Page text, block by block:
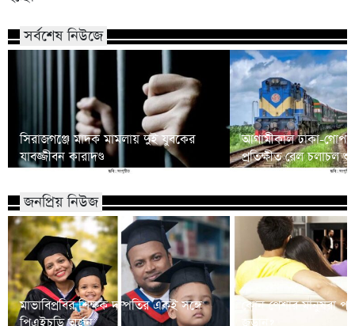
সর্বশেষ নিউজে
সিরাজগঞ্জে মাদক মামলায় দুই যুবকের
যাবজ্জীবন কারাদণ্ড
আগামীকাল ঢাকা-
প্রতিক্ষীত রেল চলাচল
জনপ্রিয় নিউজ
মাভাবিপ্রবির শিক্ষক দম্পতির একই সঙ্গে
কোন পেশার মানুষরা